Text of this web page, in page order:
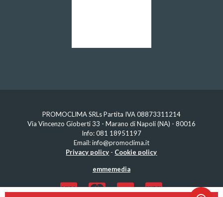
PROMOCLIMA SRLs Partita IVA 08873311214
Via Vincenzo Gioberti 33 - Marano di Napoli (NA) - 80016
Info:081 18951197
Email:info@promoclima.it
Privacy policy - Cookie policy
emmemedia